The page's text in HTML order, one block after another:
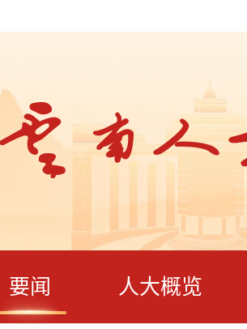
要闻 人大概览